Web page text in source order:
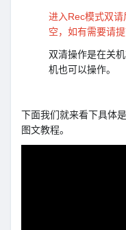
进入Rec模式双
空，如有需要请提
双清操作是在关
机也可以操作。
下面我们就来看下具体
图文教程。